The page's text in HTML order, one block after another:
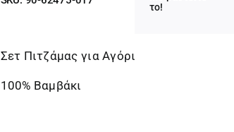
22,41 €.
το!
Σετ Πιτζάμας για Αγόρι
100% Βαμβάκι